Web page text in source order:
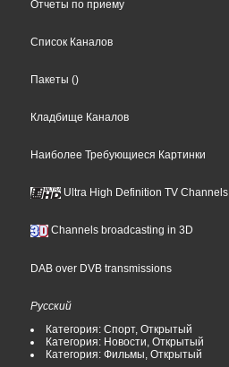
Отчеты по приему
Список Каналов
Пакеты ()
Кладбище Каналов
Наиболее Требующиеся Картинки
Ultra High Definition TV Channels
Channels broadcasting in 3D
DAB over DVB transmissions
Русский
Категория: Спорт, Открытый
Категория: Новости, Открытый
Категория: Фильмы, Открытый